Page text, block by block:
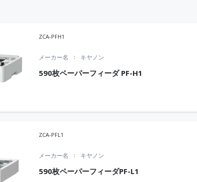
ZCA-PFH1
590枚ペーパーフィーダ PF-H1
メーカー名 キヤノン
ZCA-PFL1
590枚ペーパーフィーダPF-L1
メーカー名 キヤノン